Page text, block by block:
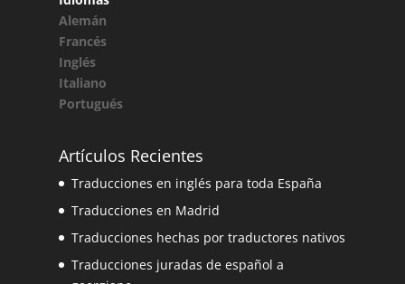
Alemán
Francés
Inglés
Italiano
Portugués
Artículos Recientes
Traducciones en inglés para toda España
Traducciones en Madrid
Traducciones hechas por traductores nativos
Traducciones juradas de español a